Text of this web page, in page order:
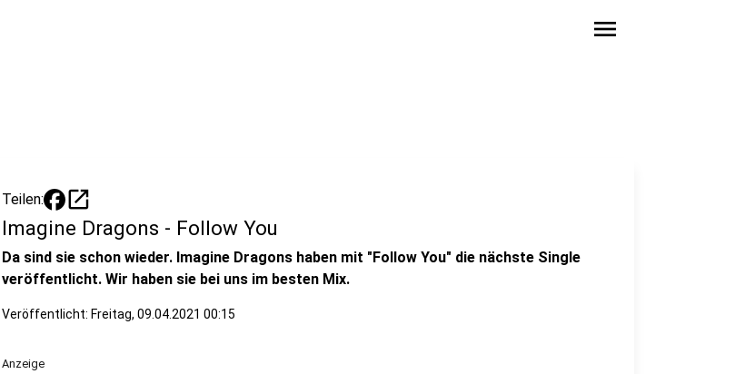
menu
Teilen: open_in_new
Imagine Dragons - Follow You
Da sind sie schon wieder. Imagine Dragons haben mit "Follow You" die nächste Single
veröffentlicht. Wir haben sie bei uns im besten Mix.
Veröffentlicht: Freitag, 09.04.2021 00:15
Anzeige